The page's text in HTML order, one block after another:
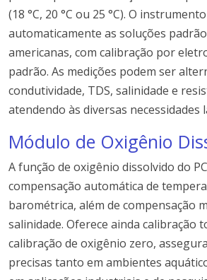
(18 °C, 20 °C ou 25 °C). O
automaticamente as soluções
americanas, com calibração por
padrão. As medições podem ser
condutividade, TDS, salinidade e
atendendo às diversas necessidades
Módulo de Oxigênio
A função de oxigênio dissolvido do
compensação automática de
barométrica, além de compensação
salinidade. Oferece ainda calibração
calibração de oxigênio zero,
precisas tanto em ambientes